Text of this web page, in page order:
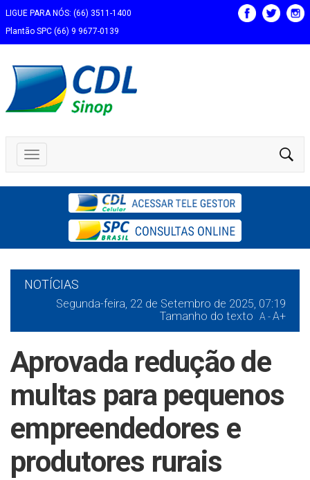
LIGUE PARA NÓS: (66) 3511-1400
Plantão SPC (66) 9 9677-0139
NOTÍCIAS
Segunda-feira, 22 de Setembro de 2025, 07:19
Tamanho do texto
A -A+
Aprovada redução de
multas para pequenos
empreendedores e
produtores rurais